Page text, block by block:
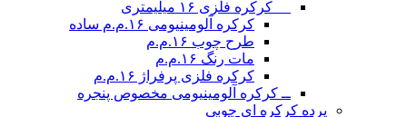
__ کرکره فلزی ۱۶ میلیمتری
کرکره آلومینیومی ۱۶.م.م ساده
طرح چوب ۱۶.م.م
مات رنگ ۱۶.م.م
کرکره فلزی پرفراژ ۱۶.م.م
ــ کرکره آلومینیومی مخصوص پنجره
پرده کرکره ای چوبی